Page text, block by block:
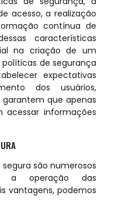
acesso, a realização
contínua de
características
na criação de um
de segurança
expectativas
dos usuários,
que apenas
acessar informações
são numerosos
a operação das
vantagens, podemos